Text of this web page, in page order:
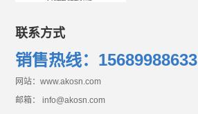
联系方式
销售热线：15689988633
网站：www.akosn.com
邮箱： info@akosn.com